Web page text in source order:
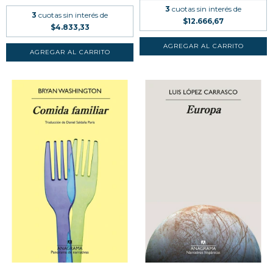
3 cuotas sin interés de
$4.833,33
3 cuotas sin interés de
$12.666,67